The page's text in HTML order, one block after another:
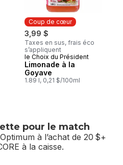
Coup de cœur
3,99 $
Taxes en sus, frais éco
s’appliquent
Coup de cœur
le Choix du Président
Limonade à la
Goyave
1.89 l, 0,21 $/100ml
pour le match
à l’achat de 20 $+
à la caisse.